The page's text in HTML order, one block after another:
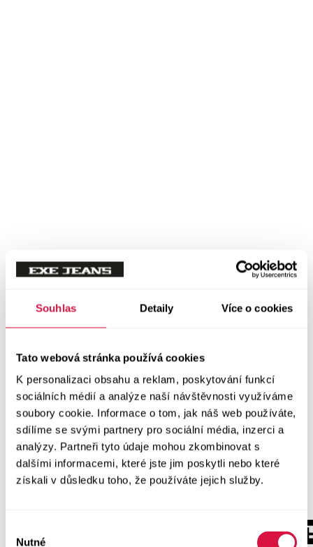
Souhlas Detaily Více o cookies
Tato webová stránka používá cookies
K personalizaci obsahu a reklam, poskytování funkcí
sociálních médií a analýze naší návštěvnosti využíváme
soubory cookie. Informace o tom, jak náš web používáte,
sdílíme se svými partnery pro sociální média, inzerci a
analýzy. Partneři tyto údaje mohou zkombinovat s
dalšími informacemi, které jste jim poskytli nebo které
získali v důsledku toho, že používáte jejich služby.
Nutné